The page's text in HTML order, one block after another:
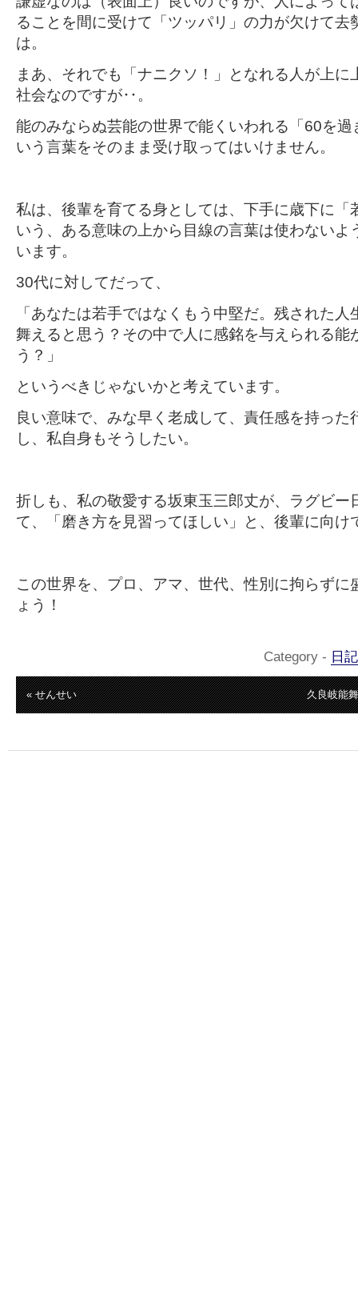
ることを間に受けて「ツッパリ」の力が欠けて去
は。
まあ、それでも「ナニクソ！」となれる人が上に
社会なのですが‥。
能のみならぬ芸能の世界で能くいわれる「60を
いう言葉をそのまま受け取ってはいけません。
私は、後輩を育てる身としては、下手に歳下に「
いう、ある意味の上から目線の言葉は使わないよ
います。
30代に対してだって、
「あなたは若手ではなくもう中堅だ。残された
舞えると思う？その中で人に感銘を与えられる能
う？」
というべきじゃないかと考えています。
良い意味で、みな早く老成して、責任感を持った
し、私自身もそうしたい。
折しも、私の敬愛する坂東玉三郎丈が、ラグビー
て、「磨き方を見習ってほしい」と、後輩に向け
この世界を、プロ、アマ、世代、性別に拘らずに
ょう！
Category - 日記
« せんせい 久良岐能